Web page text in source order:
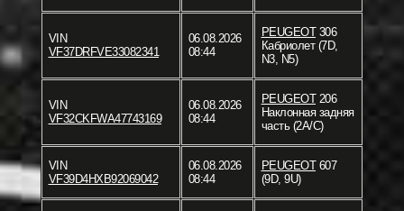
VIN
VF37DRFVE33082341
06.08.2026
08:44
PEUGEOT306
Кабриолет (7D,
N3, N5)
VIN
VF32CKFWA47743169
06.08.2026
08:44
PEUGEOT206
Наклонная задняя
часть (2A/C)
VIN
VF39D4HXB92069042
06.08.2026
08:44
PEUGEOT607
(9D, 9U)